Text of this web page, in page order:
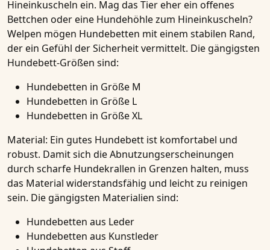
Hineinkuscheln ein. Mag das Tier eher ein offenes
Bettchen oder eine Hundehöhle zum Hineinkuscheln?
Welpen mögen Hundebetten mit einem stabilen Rand,
der ein Gefühl der Sicherheit vermittelt. Die gängigsten
Hundebett-Größen sind:
Hundebetten in Größe M
Hundebetten in Größe L
Hundebetten in Größe XL
Material: Ein gutes Hundebett ist komfortabel und
robust. Damit sich die Abnutzungserscheinungen
durch scharfe Hundekrallen in Grenzen halten, muss
das Material widerstandsfähig und leicht zu reinigen
sein. Die gängigsten Materialien sind:
Hundebetten aus Leder
Hundebetten aus Kunstleder